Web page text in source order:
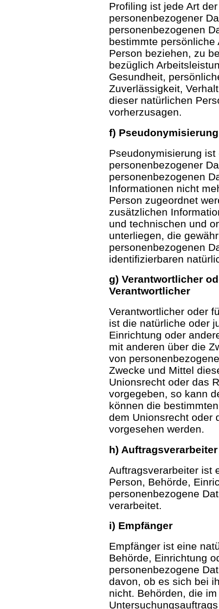
Profiling ist jede Art
personenbezogener
personenbezogenen
bestimmte
Person beziehen, zu
bezüglich
Gesundheit,
Zuverlässigkeit,
dieser natürlichen
vorherzusagen.
f) Pseudonymisierung
Pseudonymisierung ist
personenbezogener
personenbezogenen
Informationen nicht
Person zugeordnet
zusätzlichen
und technischen und
unterliegen, die
personenbezogenen
identifizierbaren
g) Verantwortlicher
Verantwortlicher
Verantwortlicher oder
ist die natürliche oder
Einrichtung oder
mit anderen über die
von
Zwecke und Mittel
Unionsrecht oder das
vorgegeben, so kann
können die
dem Unionsrecht oder
vorgesehen werden.
h) Auftragsverarbeiter
Auftragsverarbeiter ist
Person, Behörde,
personenbezogene
verarbeitet.
i) Empfänger
Empfänger ist eine
Behörde, Einrichtung
personenbezogene
davon, ob es sich bei
nicht. Behörden, die